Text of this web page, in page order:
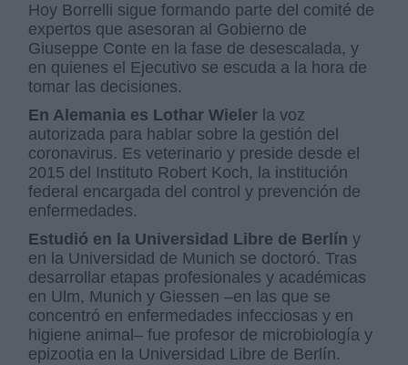
Hoy Borrelli sigue formando parte del comité de
expertos que asesoran al Gobierno de
Giuseppe Conte en la fase de desescalada, y
en quienes el Ejecutivo se escuda a la hora de
tomar las decisiones.
En Alemania es Lothar Wieler la voz
autorizada para hablar sobre la gestión del
coronavirus. Es veterinario y preside desde el
2015 del Instituto Robert Koch, la institución
federal encargada del control y prevención de
enfermedades.
Estudió en la Universidad Libre de Berlín y
en la Universidad de Munich se doctoró. Tras
desarrollar etapas profesionales y académicas
en Ulm, Munich y Giessen –en las que se
concentró en enfermedades infecciosas y en
higiene animal– fue profesor de microbiología y
epizootia en la Universidad Libre de Berlín.